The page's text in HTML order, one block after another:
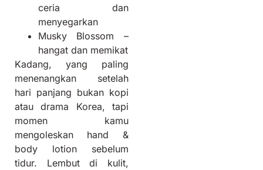
ceria dan
menyegarkan
Musky Blossom –
hangat dan memikat
Kadang, yang paling
menenangkan setelah
hari panjang bukan kopi
atau drama Korea, tapi
momen kamu
mengoleskan hand &
body lotion sebelum
tidur. Lembut di kulit,